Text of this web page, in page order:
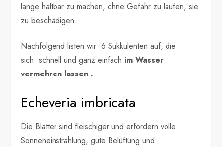
lange haltbar zu machen, ohne Gefahr zu laufen, sie
zu beschädigen.
Nachfolgend listen wir 6 Sukkulenten auf, die
sich schnell und ganz einfach im Wasser
vermehren lassen .
Echeveria imbricata
Die Blätter sind fleischiger und erfordern volle
Sonneneinstrahlung, gute Belüftung und